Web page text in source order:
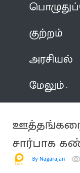
குற்றம்
அரசியல்
மேலும்
சார்பாக
By Nagarajan